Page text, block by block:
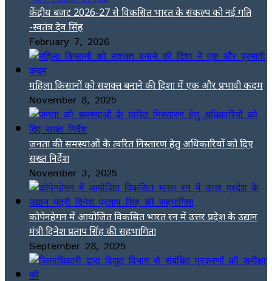
केंद्रीय बजट 2026-27 से विकसित भारत के संकल्प को नई गति
-स्वतंत्र देव सिंह
February 7, 2026
महिला किसानों को सशक्त बनाने की दिशा में एक और प्रभावी कदम
November 8, 2025
जनता की समस्याओं के त्वरित निस्तारण हेतु अधिकारियों को दिए
सख्त निर्देश
November 3, 2025
कोपेनहेगन में आयोजित विकसित भारत रन में उत्तर प्रदेश के उद्यान
मंत्री दिनेश प्रताप सिंह की सहभागिता
September 28, 2025